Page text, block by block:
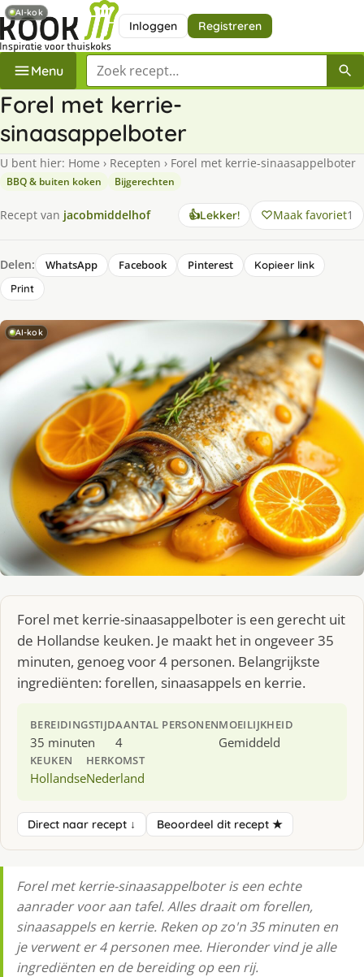
Inloggen Registreren
Menu Zoek een recept
Forel met kerrie-
sinaasappelboter
U bent hier: Home › Recepten › Forel met kerrie-sinaasappelboter
BBQ & buiten koken Bijgerechten
Recept van jacobmiddelhof 👍Lekker! Maak favoriet1
Delen: WhatsApp Facebook Pinterest
Kopieer link
Print
AI-kok
Forel met kerrie-sinaasappelboter is een gerecht uit
de Hollandse keuken. Je maakt het in ongeveer 35
minuten, genoeg voor 4 personen. Belangrijkste
ingrediënten: forellen, sinaasappels en kerrie.
BEREIDINGSTIJD
35 minuten
AANTAL PERSONEN
4
MOEILIJKHEID
Gemiddeld
KEUKEN
Hollandse
HERKOMST
Nederland
Direct naar recept ↓ Beoordeel dit recept ★
Forel met kerrie-sinaasappelboter is een echte
aanrader voor aan tafel. Alles draait om forellen,
sinaasappels en kerrie. Reken op zo'n 35 minuten en
je verwent er 4 personen mee. Hieronder vind je alle
ingrediënten en de bereiding op een rij.
AI-kok